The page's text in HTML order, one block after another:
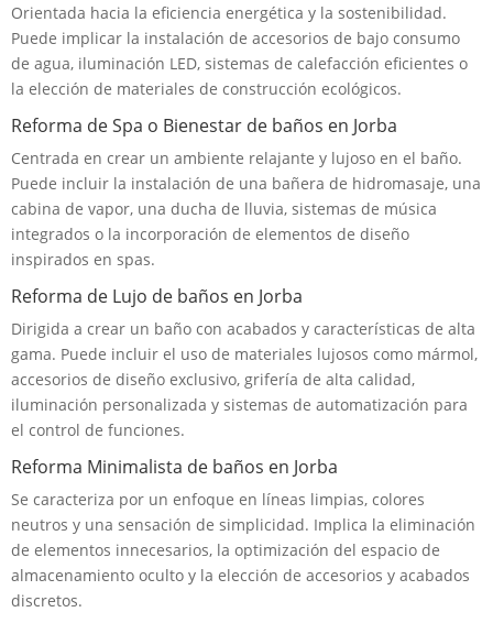
Orientada hacia la eficiencia energética y la sostenibilidad.
Puede implicar la instalación de accesorios de bajo consumo
de agua, iluminación LED, sistemas de calefacción eficientes o
la elección de materiales de construcción ecológicos.
Reforma de Spa o Bienestar de baños en Jorba
Centrada en crear un ambiente relajante y lujoso en el baño.
Puede incluir la instalación de una bañera de hidromasaje, una
cabina de vapor, una ducha de lluvia, sistemas de música
integrados o la incorporación de elementos de diseño
inspirados en spas.
Reforma de Lujo de baños en Jorba
Dirigida a crear un baño con acabados y características de alta
gama. Puede incluir el uso de materiales lujosos como mármol,
accesorios de diseño exclusivo, grifería de alta calidad,
iluminación personalizada y sistemas de automatización para
el control de funciones.
Reforma Minimalista de baños en Jorba
Se caracteriza por un enfoque en líneas limpias, colores
neutros y una sensación de simplicidad. Implica la eliminación
de elementos innecesarios, la optimización del espacio de
almacenamiento oculto y la elección de accesorios y acabados
discretos.